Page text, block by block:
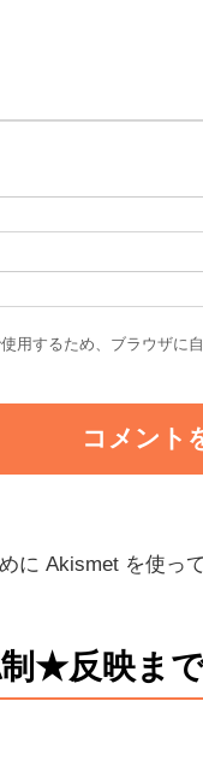
用するため、ブラウザに
に Akismet を使って
★反映ま